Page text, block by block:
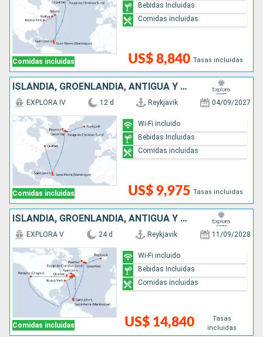
Comidas incluidas US$ 8,840 Tasas incluidas
Bebidas Incluidas
Comidas incluidas
ISLANDIA, GROENLANDIA, ANTIGUA Y BARBUDA, CANADÁ
Comidas incluidas
EXPLORA IV 12 d Reykjavik 04/09/2027
US$ 9,975 Tasas incluidas
Wi-Fi incluido
Bebidas Incluidas
Comidas incluidas
ISLANDIA, GROENLANDIA, ANTIGUA Y BARBUDA, ESTADOS UNIDOS, CANADÁ
Comidas incluidas
EXPLORA V 24 d Reykjavik 11/09/2028
US$ 14,840
Tasas
incluidas
Wi-Fi incluido
Bebidas Incluidas
Comidas incluidas